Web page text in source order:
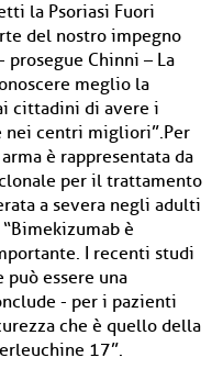
la Psoriasi Fuori
del nostro impegno
Chinni – La
meglio la
cittadini di avere i
centri migliori”.Per
è rappresentata da
per il trattamento
a severa negli adulti
è
I recenti studi
essere una
- per i pazienti
che è quello della
17”.